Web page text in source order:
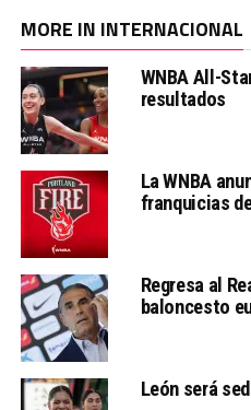
MORE IN INTERNACIONAL
WNBA All-
resultados
La WNBA
franquicias
Regresa al
baloncesto
León será